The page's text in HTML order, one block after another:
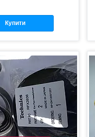
Купити